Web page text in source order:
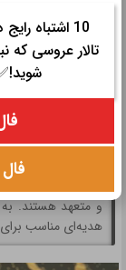
تاریخ
مردان متولد
و متعهد هستند.
هدیه‌ای مناسب
10 اشتباه
تالار عروسی که